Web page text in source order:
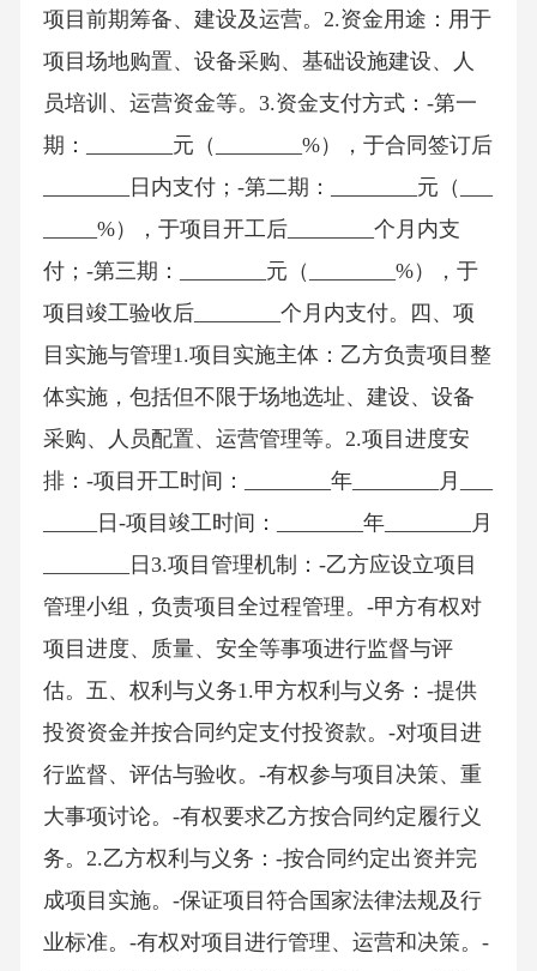
项目前期筹备、建设及运营。2.资金用途：用于
项目场地购置、设备采购、基础设施建设、人
员培训、运营资金等。3.资金支付方式：-第一
期：________元（________%），于合同签订后
________日内支付；-第二期：________元（___
_____%），于项目开工后________个月内支
付；-第三期：________元（________%），于
项目竣工验收后________个月内支付。四、项
目实施与管理1.项目实施主体：乙方负责项目整
体实施，包括但不限于场地选址、建设、设备
采购、人员配置、运营管理等。2.项目进度安
排：-项目开工时间：________年________月___
_____日-项目竣工时间：________年________月
________日3.项目管理机制：-乙方应设立项目
管理小组，负责项目全过程管理。-甲方有权对
项目进度、质量、安全等事项进行监督与评
估。五、权利与义务1.甲方权利与义务：-提供
投资资金并按合同约定支付投资款。-对项目进
行监督、评估与验收。-有权参与项目决策、重
大事项讨论。-有权要求乙方按合同约定履行义
务。2.乙方权利与义务：-按合同约定出资并完
成项目实施。-保证项目符合国家法律法规及行
业标准。-有权对项目进行管理、运营和决策。-